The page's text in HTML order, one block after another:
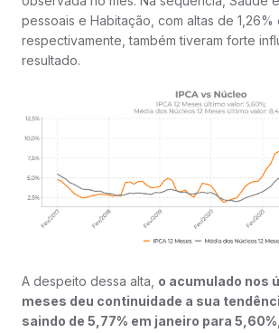
pessoais e Habitação, com altas de 1,26%
respectivamente, também tiveram forte
resultado.
A despeito dessa alta, o acumulado nos
meses deu continuidade a sua
saindo de 5,77% em janeiro para 5,60%